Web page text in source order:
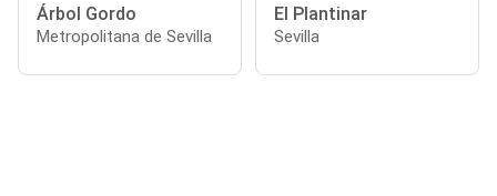
Árbol Gordo
Metropolitana de Sevilla
El Plantinar
Sevilla